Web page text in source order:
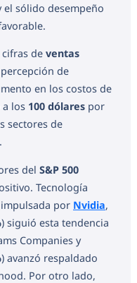
el sólido desempeño
de ventas
de
en los costos de
los 100 dólares por
sectores de
.
del S&P 500
Tecnología
por Nvidia,
) siguió esta tendencia
Companies y
) avanzó respaldado
Por otro lado,